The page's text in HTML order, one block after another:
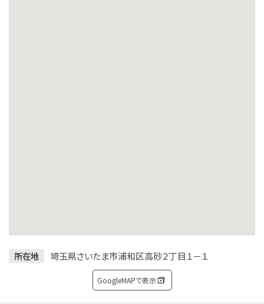
所在地 埼玉県さいたま市浦和区高砂２丁目１－１
GoogleMAPで表示